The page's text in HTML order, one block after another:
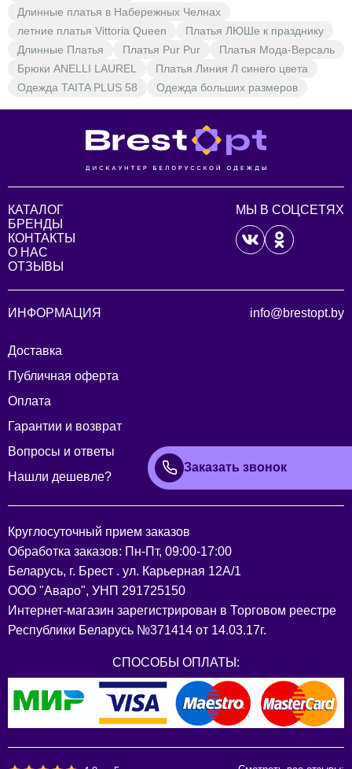
Длинные платья в Набережных Челнах
летние платья Vittoria Queen
Платья ЛЮШе к празднику
Длинные Платья
Платья Pur Pur
Платья Мода-Версаль
Брюки ANELLI LAUREL
Платья Линия Л синего цвета
Одежда TAITA PLUS 58
Одежда больших размеров
КАТАЛОГ
БРЕНДЫ
КОНТАКТЫ
О НАС
ОТЗЫВЫ
МЫ В СОЦСЕТЯХ
ИНФОРМАЦИЯ
Доставка
Публичная оферта
Оплата
Гарантии и возврат
Вопросы и ответы
Нашли дешевле?
info@brestopt.by
Заказать звонок
Круглосуточный прием заказов
Обработка заказов: Пн-Пт, 09:00-17:00
Беларусь, г. Брест . ул. Карьерная 12А/1
ООО "Аваро", УНП 291725150
Интернет-магазин зарегистрирован в Торговом реестре
Республики Беларусь №371414 от 14.03.17г.
СПОСОБЫ ОПЛАТЫ: